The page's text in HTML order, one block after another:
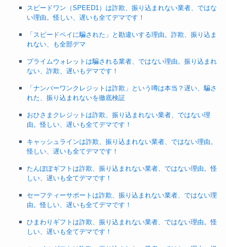
スピードワン（SPEED1）は詐欺、振り込まれない業者、ではな
い理由。怪しい、遅いも全てデマです！
「スピードペイに騙された」と勘違いする理由。詐欺、振り込ま
れない、も全部デマ
プライムウォレットは騙される業者、ではない理由。振り込まれ
ない、詐欺、遅いもデマです！
「ナンバーワンクレジットは詐欺」という噂は本当？遅い、騙さ
れた、振り込まれないを徹底検証
おひさまクレジットは詐欺、振り込まれない業者、ではない理
由。怪しい、遅いも全てデマです！
キャッシュラインは詐欺、振り込まれない業者、ではない理由。
怪しい、遅いも全てデマです！
たんぽぽギフトは詐欺、振り込まれない業者、ではない理由。怪
しい、遅いも全てデマです！
セーフティーサポートは詐欺、振り込まれない業者、ではない理
由。怪しい、遅いも全てデマです！
ひまわりギフトは詐欺、振り込まれない業者、ではない理由。怪
しい、遅いも全てデマです！